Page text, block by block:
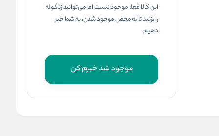
این کالا فعلا موجود نیست اما می‌توانید زنگوله
را بزنید تا به محض موجود شدن، به شما خبر
دهیم
موجود شد خبرم کن